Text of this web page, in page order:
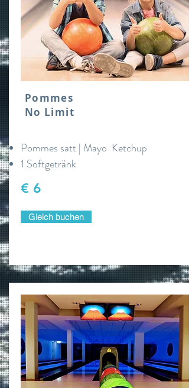
Pommes
No Limit
Pommes satt | Mayo Ketchup
1 Softgetränk
€ 6
Gleich buchen